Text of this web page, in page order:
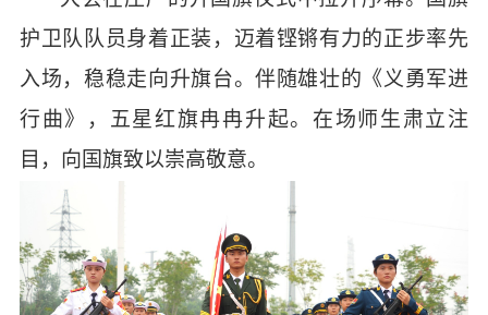
护卫队队员身着正装，迈着铿锵有力的正步率先
入场，稳稳走向升旗台。伴随雄壮的《义勇军进
行曲》，五星红旗冉冉升起。在场师生肃立注
目，向国旗致以崇高敬意。